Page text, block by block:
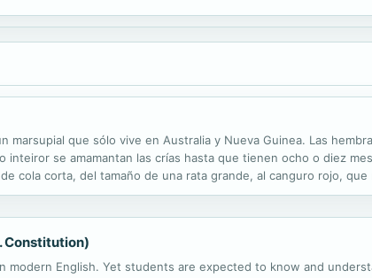
marsupial que sólo vive en Australia y Nueva Guinea. Las
inteiror se amamantan las crías hasta que tienen ocho o diez
cola corta, del tamaño de una rata grande, al canguro rojo,
Constitution)
English. Yet students are expected to know and